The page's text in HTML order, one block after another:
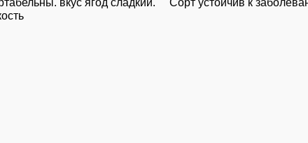
вкус ягод сладкий. Сорт устойчив к